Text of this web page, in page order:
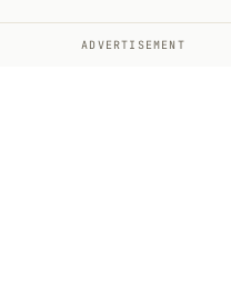
ADVERTISEMENT